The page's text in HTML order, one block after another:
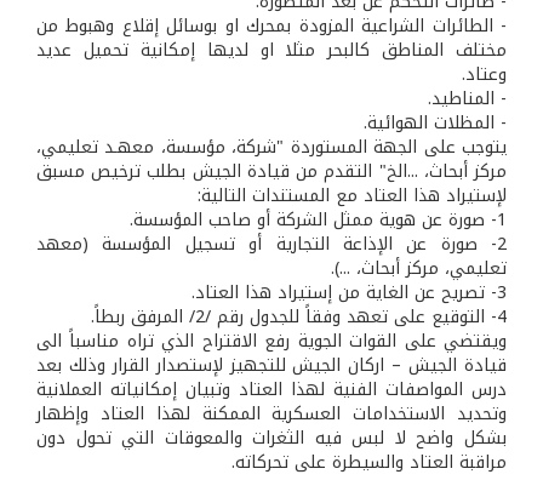
- الطائرات الشراعية المزودة بمحرك او بوسائل إقلاع وهبوط من
مختلف المناطق كالبحر مثلا او لديها إمكانية تحميل عديد
وعتاد.
- المناطيد.
- المظلات الهوائية.
يتوجب على الجهة المستوردة "شركة، مؤسسة، معهـد تعليمي،
مركز أبحاث، ...الخ" التقدم من قيادة الجيش بطلب ترخيص مسبق
لإستيراد هذا العتاد مع المستندات التالية:
1- صورة عن هوية ممثل الشركة أو صاحب المؤسسة.
2- صورة عن الإذاعة التجارية أو تسجيل المؤسسة (معهد
تعليمي، مركز أبحاث، ...).
3- تصريح عن الغاية من إستيراد هذا العتاد.
4- التوقيع على تعهد وفقاً للجدول رقم /2/ المرفق ربطاً.
ويقتضي على القوات الجوية رفع الاقتراح الذي تراه مناسباً الى
قيادة الجيش – اركان الجيش للتجهيز لإستصدار القرار وذلك بعد
درس المواصفات الفنية لهذا العتاد وتبيان إمكانياته العملانية
وتحديد الاستخدامات العسكرية الممكنة لهذا العتاد وإظهار
بشكل واضح لا لبس فيه الثغرات والمعوقات التي تحول دون
مراقبة العتاد والسيطرة على تحركاته.